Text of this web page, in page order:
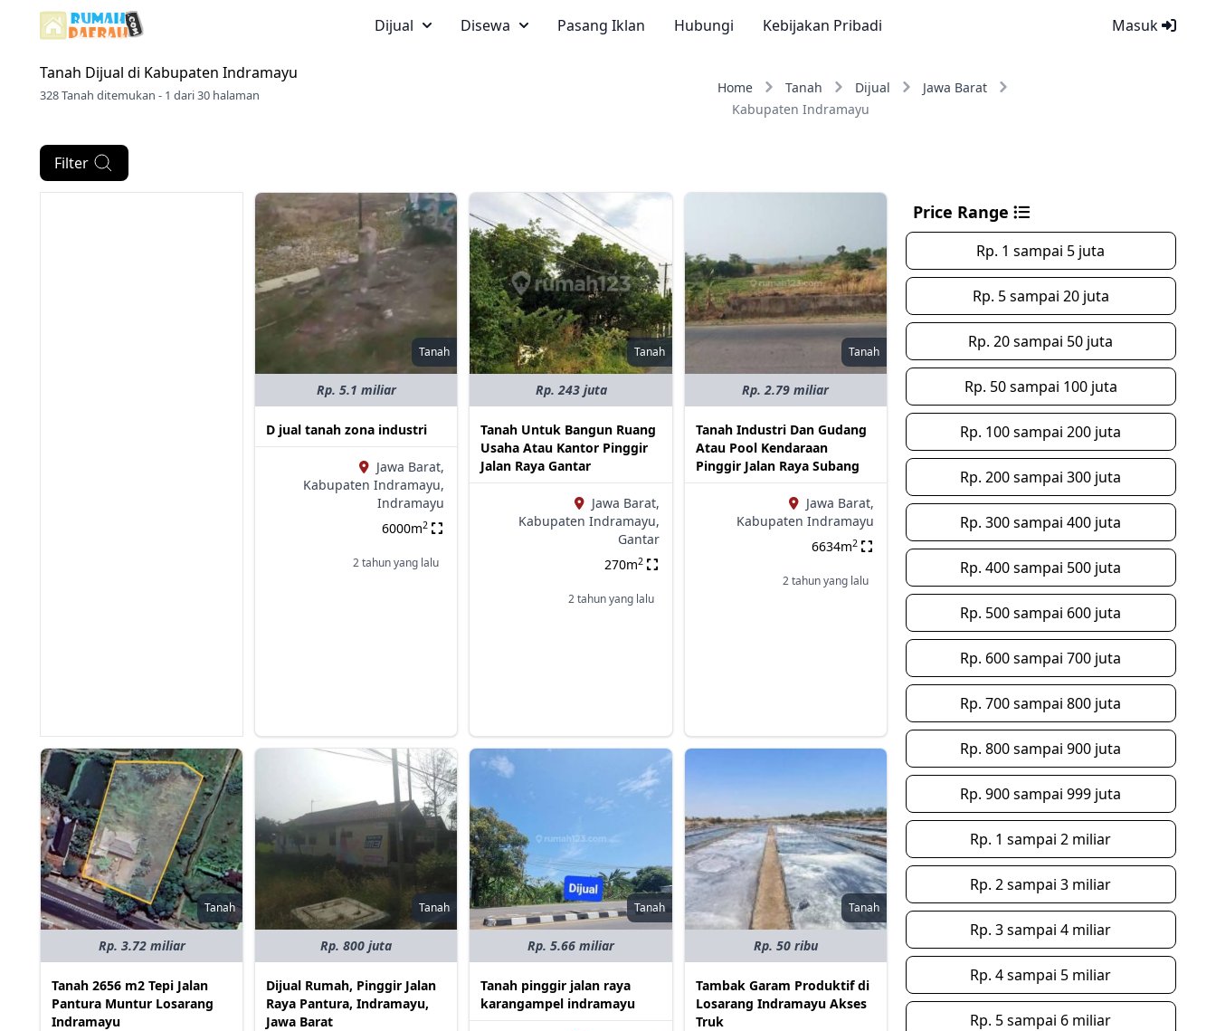
Masuk
Dijual Disewa Pasang Iklan Hubungi Kebijakan Pribadi
Tanah Dijual di Kabupaten Indramayu
328 Tanah ditemukan - 1 dari 30 halaman Home Tanah Dijual
Jawa Barat
Kabupaten Indramayu
Filter
Tanah
Rp. 5.1 miliar
D jual tanah zona industri
Jawa Barat,
Kabupaten Indramayu,
Indramayu
6000m2
2 tahun yang lalu
Tanah
Rp. 243 juta
Tanah Untuk Bangun Ruang
Usaha Atau Kantor Pinggir
Jalan Raya Gantar
Jawa Barat,
Kabupaten Indramayu,
Gantar
270m2
2 tahun yang lalu
Tanah
Rp. 2.79 miliar
Tanah Industri Dan Gudang
Atau Pool Kendaraan
Pinggir Jalan Raya Subang
Jawa Barat,
Kabupaten Indramayu
6634m2
2 tahun yang lalu
Tanah
Rp. 3.72 miliar
Tanah 2656 m2 Tepi Jalan
Pantura Muntur Losarang
Indramayu
Tanah
Rp. 800 juta
Dijual Rumah, Pinggir Jalan
Raya Pantura, Indramayu,
Jawa Barat
Tanah
Rp. 5.66 miliar
Tanah pinggir jalan raya
karangampel indramayu
Tanah
Rp. 50 ribu
Tambak Garam Produktif di
Losarang Indramayu Akses
Truk
Price Range
Rp. 1 sampai 5 juta
Rp. 5 sampai 20 juta
Rp. 20 sampai 50 juta
Rp. 50 sampai 100 juta
Rp. 100 sampai 200 juta
Rp. 200 sampai 300 juta
Rp. 300 sampai 400 juta
Rp. 400 sampai 500 juta
Rp. 500 sampai 600 juta
Rp. 600 sampai 700 juta
Rp. 700 sampai 800 juta
Rp. 800 sampai 900 juta
Rp. 900 sampai 999 juta
Rp. 1 sampai 2 miliar
Rp. 2 sampai 3 miliar
Rp. 3 sampai 4 miliar
Rp. 4 sampai 5 miliar
Rp. 5 sampai 6 miliar